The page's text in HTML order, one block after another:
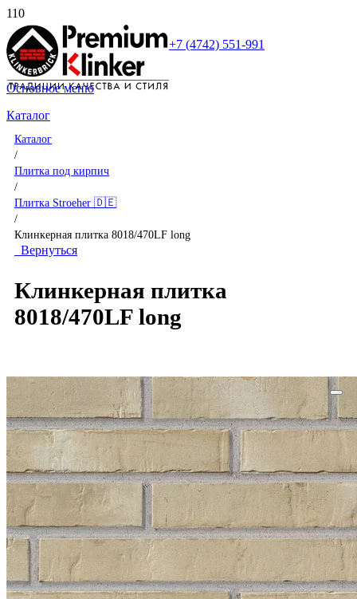
+7 (4742) 551-991
Основное меню
Каталог
Каталог
/
Плитка под кирпич
/
Плитка Stroeher 🇩🇪
/
Клинкерная плитка 8018/470LF long
Вернуться
Клинкерная плитка
8018/470LF long